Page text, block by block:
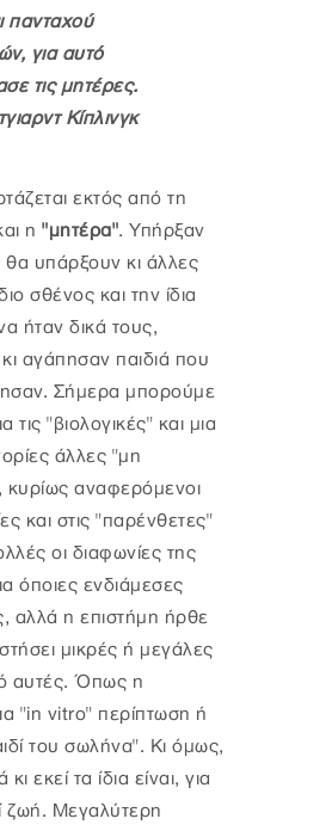
πανταχού
για αυτό
τις μητέρες.
Κίπλινγκ
εκτός από τη
η "μητέρα". Υπήρξαν
θα υπάρξουν κι άλλες
σθένος και την ίδια
ήταν δικά τους,
αγάπησαν παιδιά που
Σήμερα μπορούμε
τις "βιολογικές" και μια
άλλες "μη
κυρίως αναφερόμενοι
και στις "παρένθετες"
οι διαφωνίες της
όποιες ενδιάμεσες
αλλά η επιστήμη ήρθε
μικρές ή μεγάλες
αυτές. Όπως η
"in vitro" περίπτωση ή
του σωλήνα". Κι όμως,
εκεί τα ίδια είναι, για
ζωή. Μεγαλύτερη